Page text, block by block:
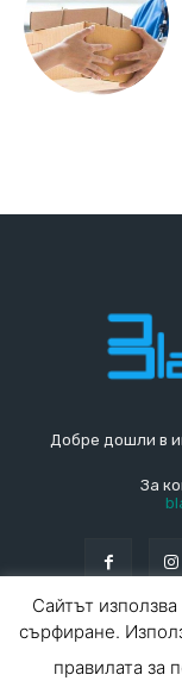
Добре дошли в
За
© Blagoevgrad.EU
Сайтът
сърфиране.
правилата за